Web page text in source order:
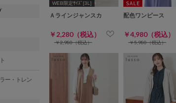
WEB限定ｻｲｽﾞ[3L]
Ａラインジャンスカ
￥2,280（税込）
￥2,980（税込）
配色ワンピース
￥4,980（税込）
￥5,980（税込）
ー・トレン